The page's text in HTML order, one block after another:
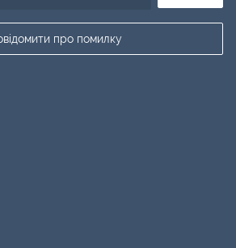
про помилку